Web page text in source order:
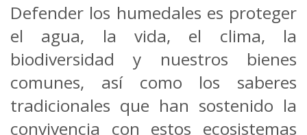
Defender los humedales es proteger
el agua, la vida, el clima, la
biodiversidad y nuestros bienes
comunes, así como los saberes
tradicionales que han sostenido la
convivencia con estos ecosistemas